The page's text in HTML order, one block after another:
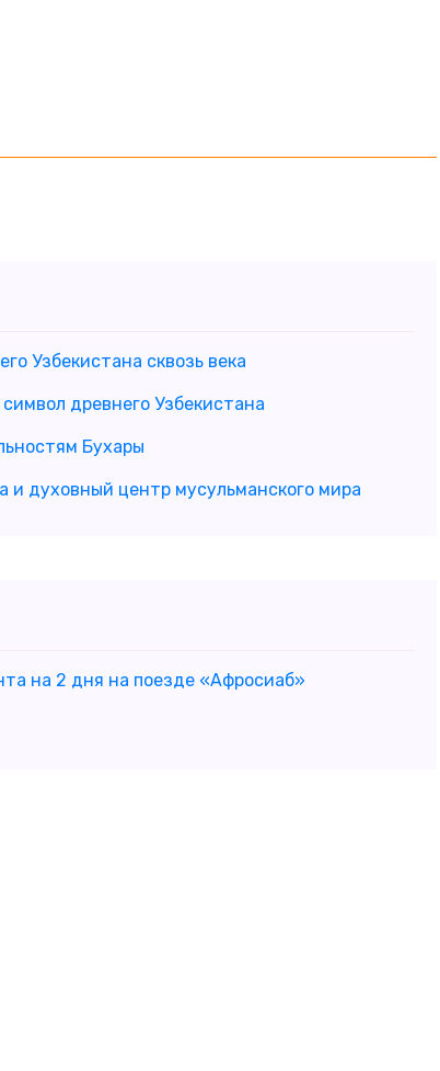
Узбекистана сквозь века
древнего Узбекистана
Бухары
и духовный центр мусульманского мира
на 2 дня на поезде «Афросиаб»